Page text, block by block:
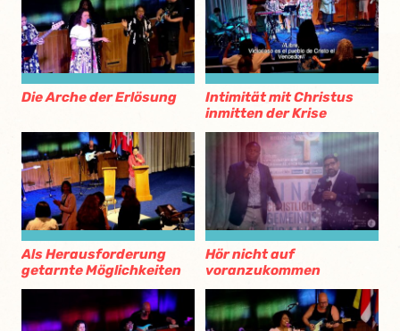
Die Arche der Erlösung
Intimität mit Christus
inmitten der Krise
Als Herausforderung
getarnte Möglichkeiten
Hör nicht auf
voranzukommen